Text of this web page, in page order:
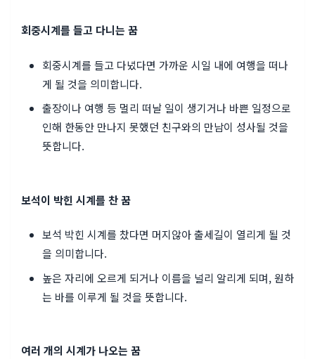
회중시계를 들고 다니는 꿈
회중시계를 들고 다녔다면 가까운 시일 내에 여행을 떠나
게 될 것을 의미합니다.
출장이나 여행 등 멀리 떠날 일이 생기거나 바쁜 일정으로
인해 한동안 만나지 못했던 친구와의 만남이 성사될 것을
뜻합니다.
보석이 박힌 시계를 찬 꿈
보석 박힌 시계를 찼다면 머지않아 출세길이 열리게 될 것
을 의미합니다.
높은 자리에 오르게 되거나 이름을 널리 알리게 되며, 원하
는 바를 이루게 될 것을 뜻합니다.
여러 개의 시계가 나오는 꿈